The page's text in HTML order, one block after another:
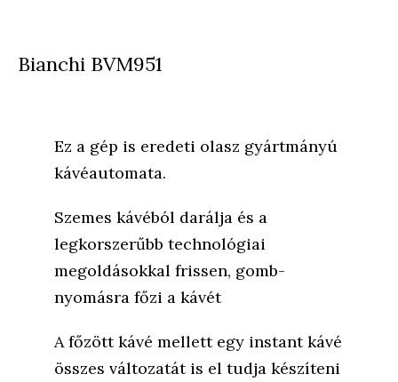
Bianchi BVM951
Ez a gép is eredeti olasz gyártmányú
kávéautomata.
Szemes kávéból darálja és a
legkorszerűbb technológiai
megoldásokkal frissen, gomb-
nyomásra főzi a kávét
A főzött kávé mellett egy instant kávé
összes változatát is el tudja készíteni